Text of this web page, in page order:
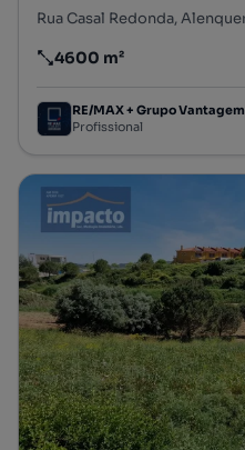
Preço por metro quadrado
4600 m²
RE/MAX + Grupo Vantagem
Profissional